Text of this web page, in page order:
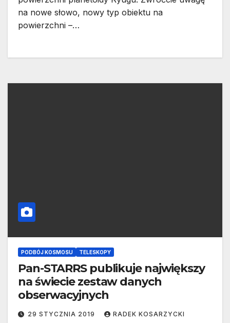
na nowe słowo, nowy typ obiektu na
powierzchni –…
PODBÓJ KOSMOSU TELESKOPY
Pan-STARRS publikuje największy
na świecie zestaw danych
obserwacyjnych
29 STYCZNIA 2019 RADEK KOSARZYCKI